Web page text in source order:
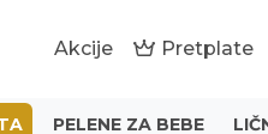
Akcije Pretplate
PELENE ZA BEBE